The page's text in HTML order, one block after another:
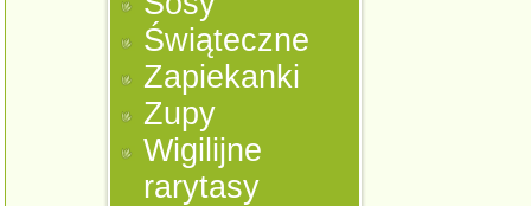
Świąteczne
Zapiekanki
Zupy
Wigilijne
rarytasy